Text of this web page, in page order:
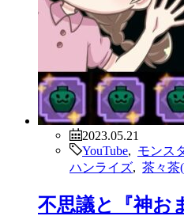
2023.05.21
YouTube
モンス
ハンライズ
茶々茶
不思議と『神お